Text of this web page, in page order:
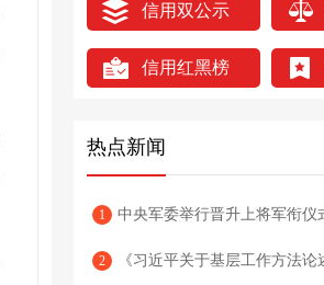
信用双公示
信用红黑榜
热点新闻
1 中央军委举行晋升上将军衔仪式 习近平颁发命令
2 《习近平关于基层工作方法